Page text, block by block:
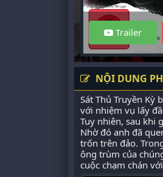
Trailer
NỘI DUNG
Sát Thủ Truyền Kỳ
với nhiệm vụ lấy
Tuy nhiên, sau khi
Nhờ đó anh đã
trốn trên đảo.
ông trùm của
cuộc chạm chán